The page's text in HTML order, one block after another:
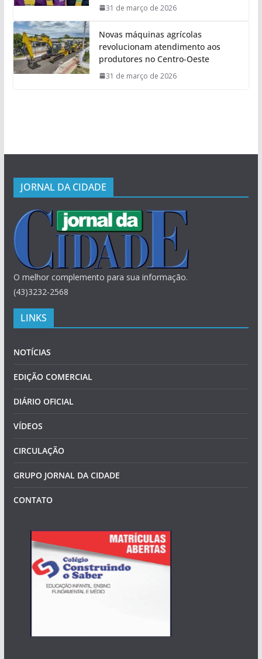
31 de março de 2026
Novas máquinas agrícolas
revolucionam atendimento aos
produtores no Centro-Oeste
31 de março de 2026
JORNAL DA CIDADE
O melhor complemento para sua informação.
(43)3232-2568
LINKS
NOTÍCIAS
EDIÇÃO COMERCIAL
DIÁRIO OFICIAL
VÍDEOS
CIRCULAÇÃO
GRUPO JORNAL DA CIDADE
CONTATO